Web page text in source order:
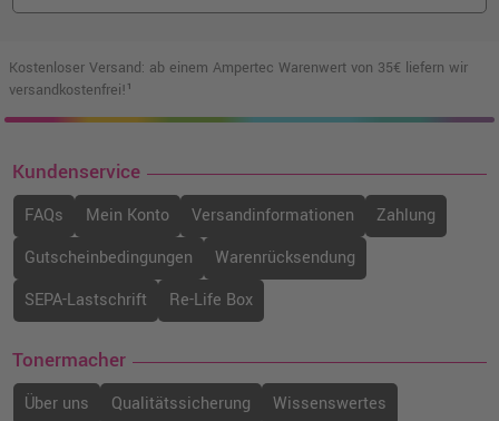
o. MwSt.220,16 €
Xerox 106R03529 XXL-Toner · Gelb
shopping_cart
Kompatibler Toner ersetzt Xerox
106R03502 cyan
o. MwSt. 88,23 €
104,99 €
Xerox 106R03531 XXL-Toner · Magenta
Kostenloser Versand: ab einem Ampertec Warenwert von 35€ liefern wir
versandkostenfrei!¹
Kundenservice
FAQs Mein Konto Versandinformationen
Zahlung
Gutscheinbedingungen
Warenrücksendung
SEPA-Lastschrift
Re-Life Box
Tonermacher
Über uns Qualitätssicherung
Wissenswertes